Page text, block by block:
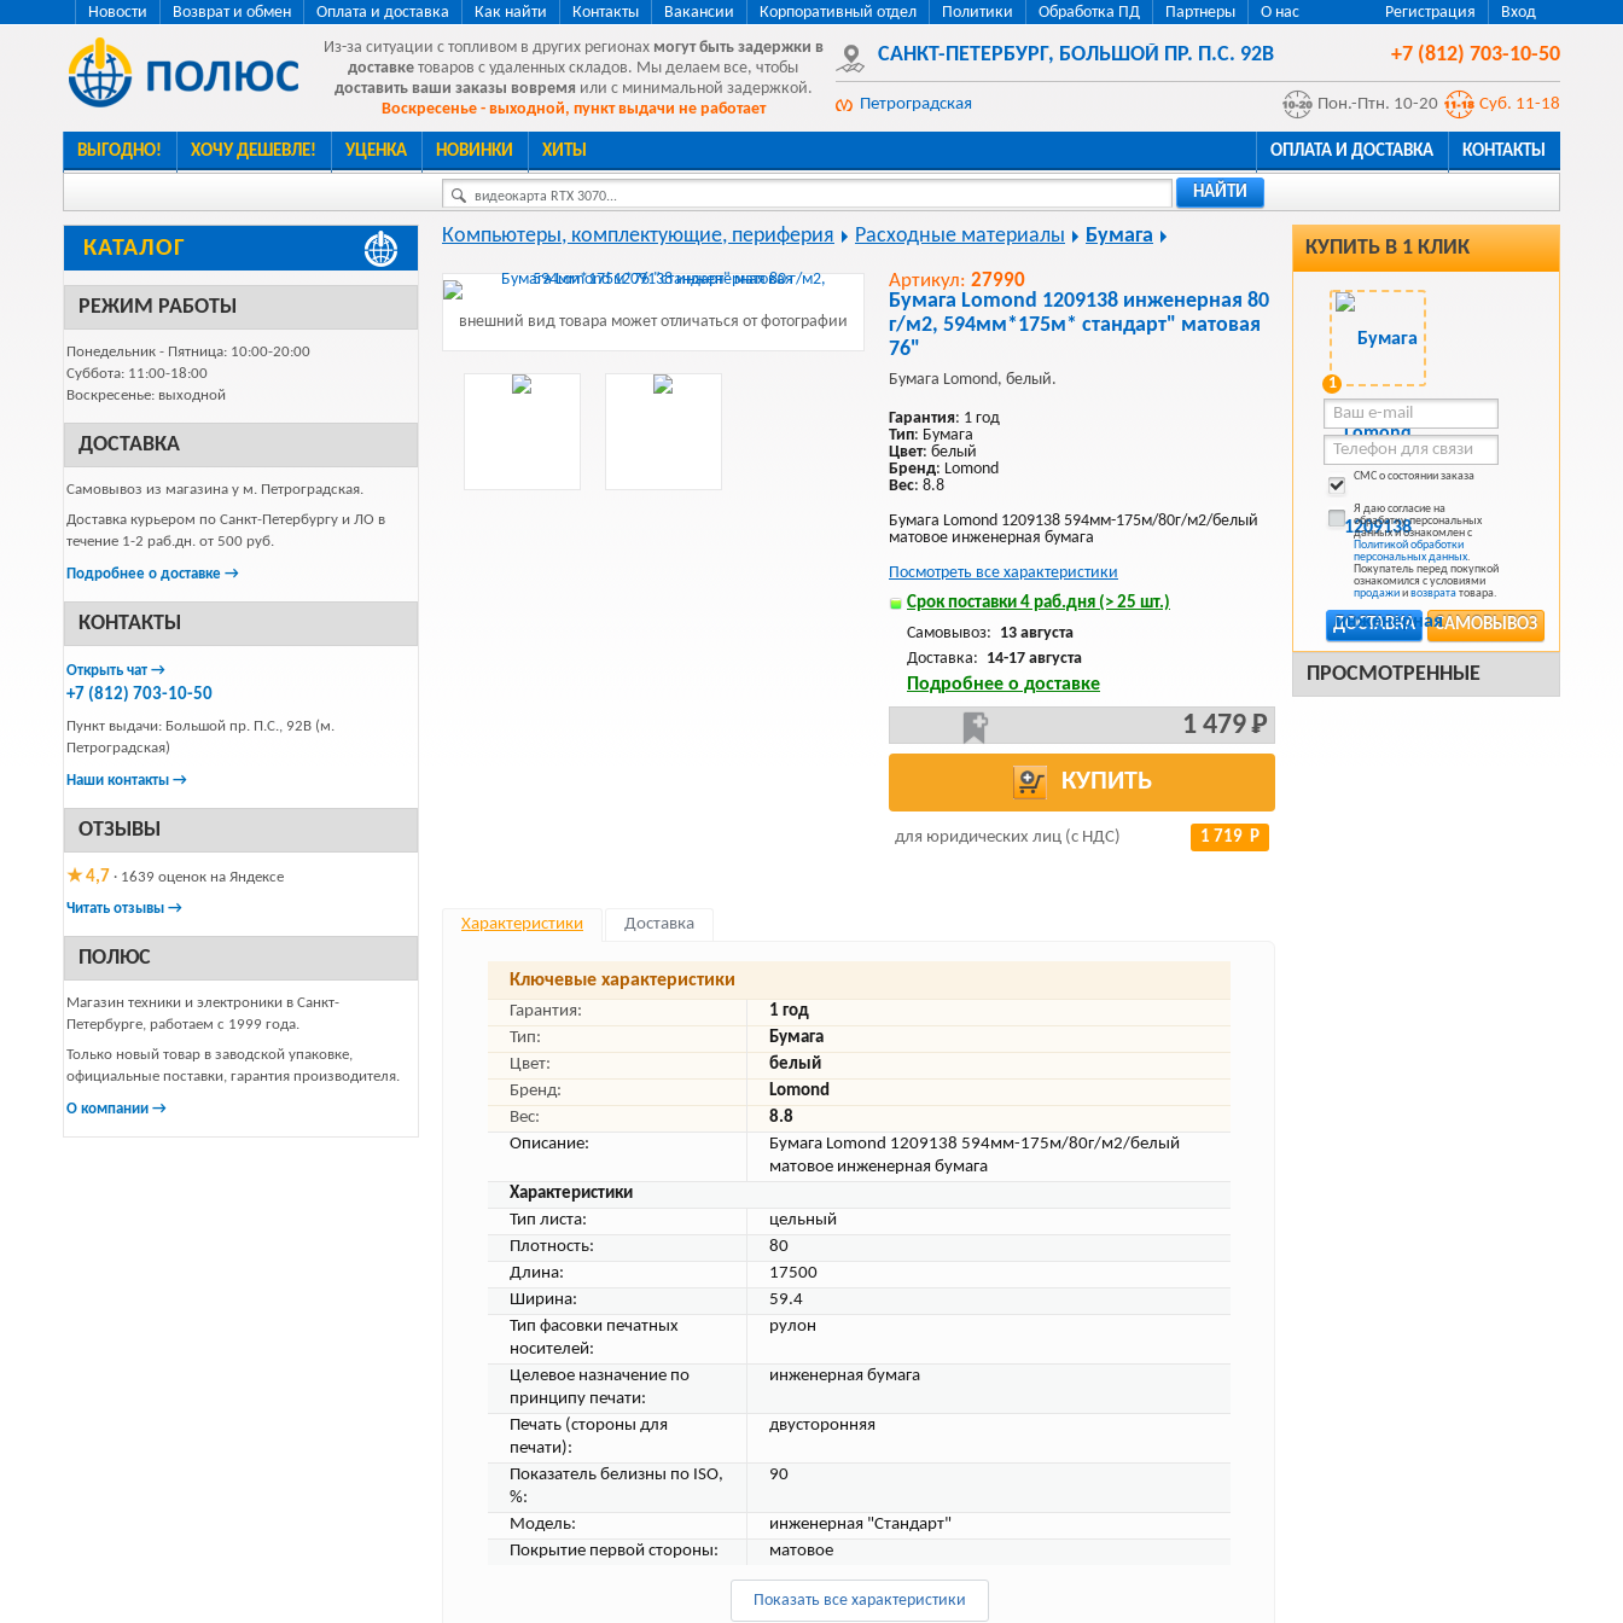
Регистрация Вход
Новости Возврат и обмен Оплата и доставка Как найти Контакты Вакансии Корпоративный отдел Политики Обработка ПД Партнеры
О нас
Из-за ситуации с топливом в других регионах могут быть задержки в
доставке товаров с удаленных складов. Мы делаем все, чтобы
доставить ваши заказы вовремя или с минимальной задержкой.
Воскресенье - выходной, пункт выдачи не работает
САНКТ-ПЕТЕРБУРГ, БОЛЬШОЙ ПР. П.С. 92В +7 (812) 703-10-50
Петроградская Пон.-Птн. 10-20 Суб. 11-18
ВЫГОДНО! ХОЧУ ДЕШЕВЛЕ! УЦЕНКА НОВИНКИ ХИТЫ ОПЛАТА И ДОСТАВКА КОНТАКТЫ
видеокарта RTX 3070... НАЙТИ
КАТАЛОГ
РЕЖИМ РАБОТЫ
Понедельник - Пятница: 10:00-20:00
Суббота: 11:00-18:00
Воскресенье: выходной
ДОСТАВКА
Самовывоз из магазина у м. Петроградская.
Доставка курьером по Санкт-Петербургу и ЛО в
течение 1-2 раб.дн. от 500 руб.
Подробнее о доставке →
КОНТАКТЫ
Открыть чат →
+7 (812) 703-10-50
Пункт выдачи: Большой пр. П.С., 92В (м.
Петроградская)
Наши контакты →
ОТЗЫВЫ
★ 4,7 · 1639 оценок на Яндексе
Читать отзывы →
ПОЛЮС
Магазин техники и электроники в Санкт-
Петербурге, работаем с 1999 года.
Только новый товар в заводской упаковке,
официальные поставки, гарантия производителя.
О компании →
КУПИТЬ В 1 КЛИК
1
СМС о состоянии заказа
Я даю согласие на
обработку персональных
данных и ознакомлен с
Политикой обработки
персональных данных.
Покупатель перед покупкой
ознакомился с условиями
продажиивозврататовара.
САМОВЫВОЗ
ДОСТАВКА
ПРОСМОТРЕННЫЕ
Компьютеры, комплектующие, периферия Расходные материалы Бумага
внешний вид товара может отличаться от фотографии
Артикул: 27990
Бумага Lomond 1209138 инженерная 80
г/м2, 594мм*175м* стандарт" матовая
76"
Бумага Lomond, белый.
Гарантия: 1 год
Тип: Бумага
Цвет: белый
Бренд: Lomond
Вес: 8.8
Бумага Lomond 1209138 594мм-175м/80г/м2/белый
матовое инженерная бумага
Посмотреть все характеристики
Срок поставки 4 раб.дня (> 25 шт.)
Самовывоз: 13 августа
Доставка: 14-17 августа
Подробнее о доставке
1 479 Р
КУПИТЬ
для юридических лиц (с НДС) 1 719 Р
Характеристики Доставка
Ключевые характеристики
Гарантия:
1 год
Тип:
Бумага
Цвет:
белый
Бренд:
Lomond
Вес:
8.8
Описание:
Бумага Lomond 1209138 594мм-175м/80г/м2/белый
матовое инженерная бумага
Характеристики
Тип листа:
цельный
Плотность:
80
Длина:
17500
Ширина:
59.4
Тип фасовки печатных
носителей:
рулон
Целевое назначение по
принципу печати:
инженерная бумага
Печать (стороны для
печати):
двусторонняя
Показатель белизны по ISO,
%:
90
Модель:
инженерная "Стандарт"
Покрытие первой стороны:
матовое
Показать все характеристики